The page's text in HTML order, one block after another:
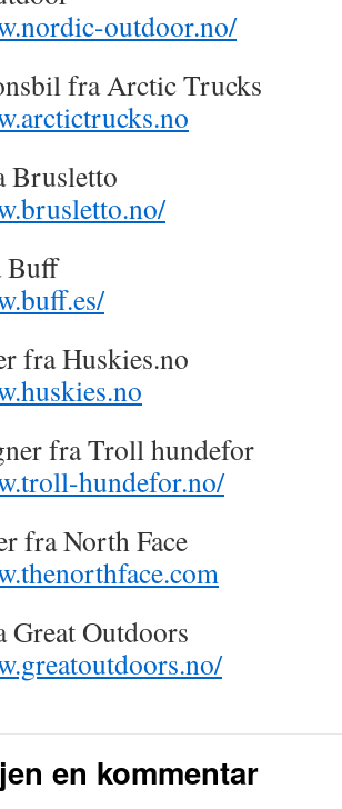
outdoor.no/
fra Arctic Trucks
Brusletto
Buff
fra Huskies.no
fra Troll hundefor
hundefor.no/
fra North Face
Great Outdoors
en kommentar